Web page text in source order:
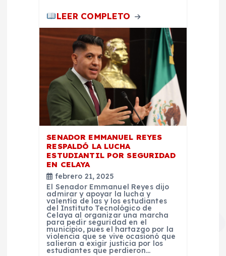
LEER COMPLETO
SENADOR EMMANUEL REYES
RESPALDÓ LA LUCHA
ESTUDIANTIL POR SEGURIDAD
EN CELAYA
febrero 21, 2025
El Senador Emmanuel Reyes dijo
admirar y apoyar la lucha y
valentía de las y los estudiantes
del Instituto Tecnológico de
Celaya al organizar una marcha
para pedir seguridad en el
municipio, pues el hartazgo por la
violencia que se vive ocasionó que
salieran a exigir justicia por los
estudiantes que perdieron…